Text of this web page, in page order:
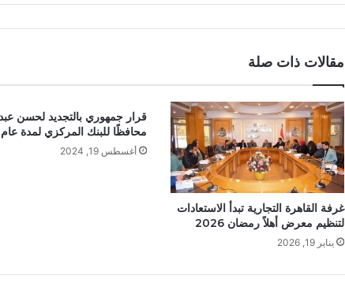
مقالات ذات صلة
غرفة القاهرة التجارية تبدأ الاستعادات
لتنظيم معرض أهلاً رمضان 2026
يناير 19, 2026
قرار جمهوري بالتجديد لحسن عبد
محافظًا للبنك المركزي لمدة عام
أغسطس 19, 2024